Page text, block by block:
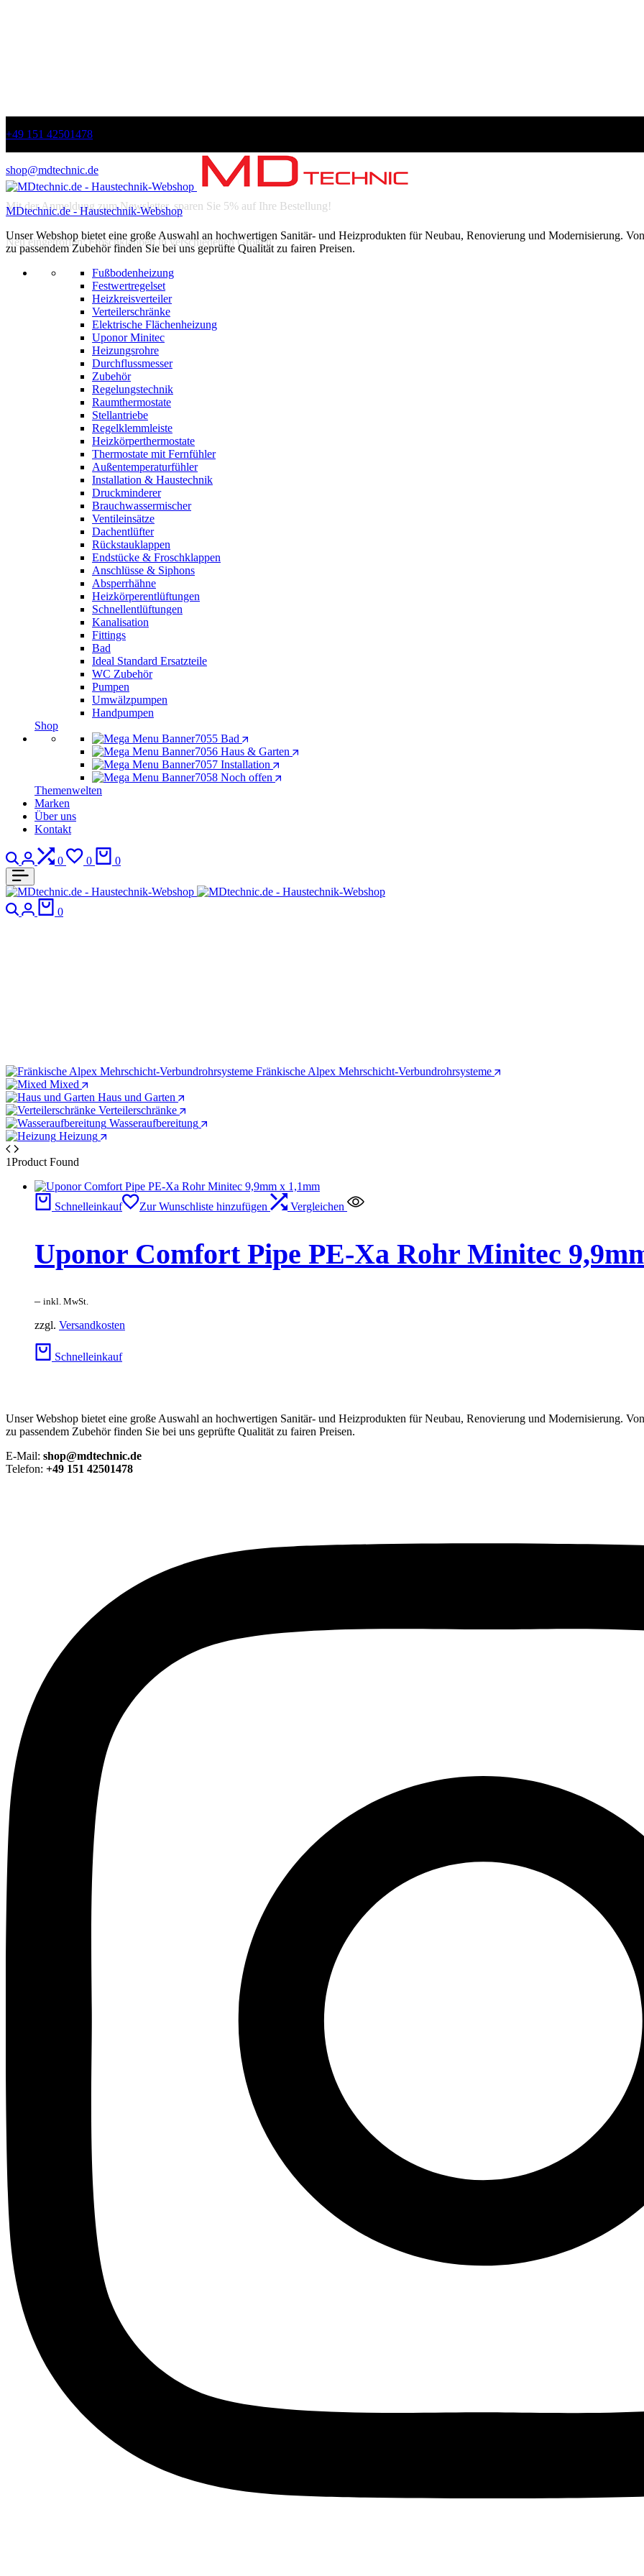
+49 151 42501478
shop@mdtechnic.de
Mit der Anmeldung zum Newsletter, sparen Sie 5% auf Ihre Bestellung!
Neu eingetroffen: Froschklappen in verschiedenen Größen
MDtechnic.de - Haustechnik-Webshop
Unser Webshop bietet eine große Auswahl an hochwertigen Sanitär- und Heizprodukten für Neubau, Renovierung und Modernisierung.
zu passendem Zubehör finden Sie bei uns geprüfte Qualität zu fairen Preisen.
Fußbodenheizung
Festwertregelset
Heizkreisverteiler
Verteilerschränke
Elektrische Flächenheizung
Uponor Minitec
Heizungsrohre
Durchflussmesser
Zubehör
Regelungstechnik
Raumthermostate
Stellantriebe
Regelklemmleiste
Heizkörperthermostate
Thermostate mit Fernfühler
Außentemperaturfühler
Installation & Haustechnik
Druckminderer
Brauchwassermischer
Ventileinsätze
Dachentlüfter
Rückstauklappen
Endstücke & Froschklappen
Anschlüsse & Siphons
Absperrhähne
Heizkörperentlüftungen
Schnellentlüftungen
Kanalisation
Fittings
Bad
Ideal Standard Ersatzteile
WC Zubehör
Pumpen
Umwälzpumpen
Handpumpen
Shop
Bad
Haus & Garten
Installation
Noch offen
Themenwelten
Marken
Über uns
Kontakt
0 0 0
0
Fränkische Alpex Mehrschicht-Verbundrohrsysteme
Mixed
Haus und Garten
Verteilerschränke
Wasseraufbereitung
Heizung
1Product Found
Schnelleinkauf Zur Wunschliste hinzufügen Vergleichen
Uponor Comfort Pipe PE-Xa Rohr Minitec
– inkl. MwSt.
zzgl. Versandkosten
Schnelleinkauf
Unser Webshop bietet eine große Auswahl an hochwertigen Sanitär- und Heizprodukten für Neubau, Renovierung und Modernisierung.
zu passendem Zubehör finden Sie bei uns geprüfte Qualität zu fairen Preisen.
E-Mail: shop@mdtechnic.de
Telefon: +49 151 42501478